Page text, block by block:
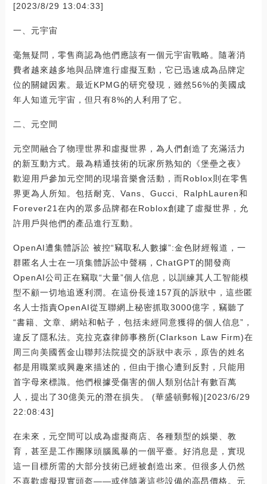
[2023/8/29 13:04:33]
一、元宇宙
毫無疑問，零售商認為他們應該有一個元宇宙戰略。隨著消
費者越來越多地與品牌進行虛擬互動，它已迅速成為品牌定
位的關鍵因素。最近KPMG的研究發現，雖然56%的美國成
年人知道元宇宙，但只有8%的人利用了它。
二、元空間
元空間融合了物理世界和虛擬世界，為人們創造了充滿活力
的新互動方式。最為精通技術的玩家所熟知的《堡壘之夜》
歡迎用戶參加元空間的現場音樂會活動，而Roblox則在零售
界更為人所知。包括耐克、Vans、Gucci、RalphLauren和
Forever21在內的眾多品牌都在Roblox創建了虛擬世界，允
許用戶與他們的產品進行互動。
OpenAI遭集體訴訟 被控“竊取私人數據”:金色財經報道，一
群匿名人士在一項集體訴訟中聲稱，ChatGPT的開發商
OpenAI公司正在竊取“大量”個人信息，以訓練其人工智能模
型不顧一切地追逐利潤。在這份長達157頁的訴狀中，這些匿
名人士指責OpenAI從互聯網上秘密抓取3000億字，竊聽了
“書籍、文章、網站和帖子，包括未經同意獲得的個人信息”，
違反了隱私法。克拉克森律師事務所(Clarkson Law Firm)在
周三向美國舊金山聯邦法院提交的訴狀中表示，原告的姓名
都是用職業或興趣來描述的，但由于擔心遭到反對，只能用
首字母來標識。他們根據受傷害的個人類別估計有數百萬
人，提出了30億美元的潛在損失。 (華盛頓郵報)[2023/6/29
22:08:43]
在未來，元空間可以成為虛擬商店、各種類型的娛樂、教
育，甚至是工作團隊頭腦風暴的一個平臺。好消息是，實現
這一目標所需的大部分技術已經被創造出來。但很多人仍然
不喜歡虛擬現實頭盔——或伴隨著這些設備的高昂價格。元